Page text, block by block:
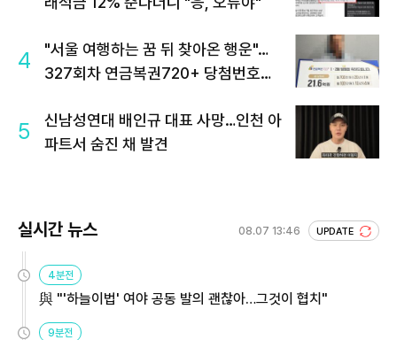
4
"서울 여행하는 꿈 뒤 찾아온 행운"…
327회차 연금복권720+ 당첨번호조
5
신남성연대 배인규 대표 사망…인천 아
파트서 숨진 채 발견
실시간 뉴스 08.07 13:46 UPDATE
4분전
與 "'하늘이법' 여야 공동 발의 괜찮아…그것이 협치"
9분전